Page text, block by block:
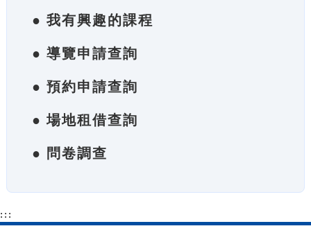
● 我有興趣的課程
● 導覽申請查詢
● 預約申請查詢
● 場地租借查詢
● 問卷調查
:::